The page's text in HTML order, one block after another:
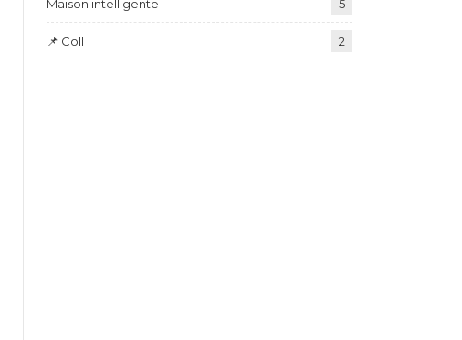
Maison intelligente 5
📌 Coll 2